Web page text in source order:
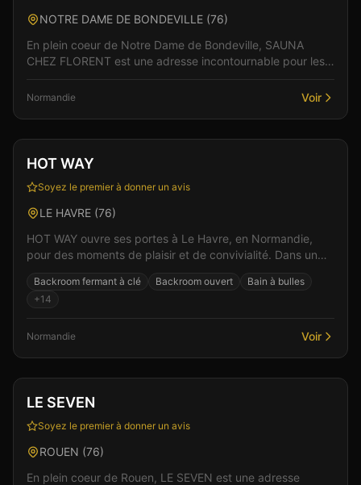
NOTRE DAME DE BONDEVILLE (76)
En plein coeur de Notre Dame de Bondeville, SAUNA
CHEZ FLORENT est une adresse incontournable pour les
Normandie Voir
Sauna Spa & Wellness +2
HOT WAY
Soyez le premier à donner un avis
LE HAVRE (76)
HOT WAY ouvre ses portes à Le Havre, en Normandie,
pour des moments de plaisir et de convivialité. Dans un
Backroom fermant à clé Backroom ouvert
Bain à bulles
+14
Normandie Voir
Club Spa & Wellness
LE SEVEN
Soyez le premier à donner un avis
ROUEN (76)
En plein coeur de Rouen, LE SEVEN est une adresse